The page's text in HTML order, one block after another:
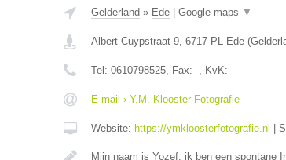
Gelderland » Ede| Google maps ▼
Albert Cuypstraat 9, 6717 PL Ede(
Tel: 0610798525, Fax: -, KvK: -
E-mail › Y.M. Klooster Fotografie
Website: https://ymkloosterfotografie.nl
Mijn naam is Yozef, ik ben een spontane